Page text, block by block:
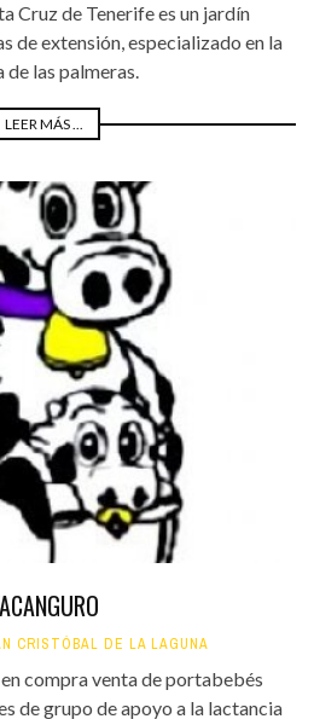
Cruz de Tenerife es un jardín
de extensión, especializado en la
de las palmeras.
LEER MÁS ...
CRISTÓBAL DE LA LAGUNA
compra venta de portabebés
de grupo de apoyo a la lactancia